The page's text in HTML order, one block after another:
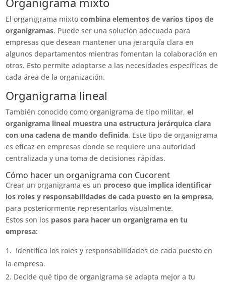
El organigrama mixtocombina elementos de varios tipos de
organigramas. Puede ser una solución adecuada para
empresas que desean mantener una jerarquía clara en
algunos departamentos mientras fomentan la colaboración en
otros. Esto permite adaptarse a las necesidades específicas de
cada área de la organización.
Organigrama lineal
También conocido como organigrama de tipo militar,el
organigrama lineal muestra una estructura jerárquica clara
con una cadena de mando definida. Este tipo de organigrama
es eficaz en empresas donde se requiere una autoridad
centralizada y una toma de decisiones rápidas.
Cómo hacer un organigrama con Cucorent
Crear un organigrama es un proceso que implica identificar
los roles y responsabilidades de cada puesto en la empresa,
para posteriormente representarlos visualmente.
Estos son los pasos para hacer un organigrama en tu
empresa:
Identifica los roles y responsabilidades de cada puesto en
la empresa.
Decide qué tipo de organigrama se adapta mejor a tu